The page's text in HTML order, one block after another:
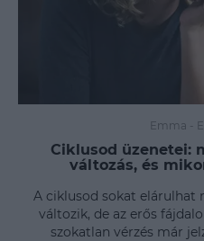
Emma -
Ciklusod üzenetei:
változás, és
A ciklusod sokat elárulhat
változik, de az erős
szokatlan vérzés már